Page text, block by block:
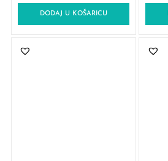
DODAJ U KOŠARICU